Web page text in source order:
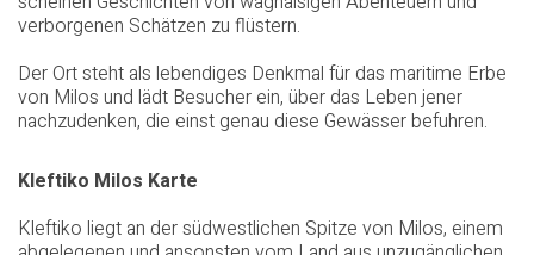
verborgenen Schätzen zu flüstern.
Der Ort steht als lebendiges Denkmal für das maritime Erbe
von Milos und lädt Besucher ein, über das Leben jener
nachzudenken, die einst genau diese Gewässer befuhren.
Kleftiko Milos Karte
Kleftiko liegt an der südwestlichen Spitze von Milos, einem